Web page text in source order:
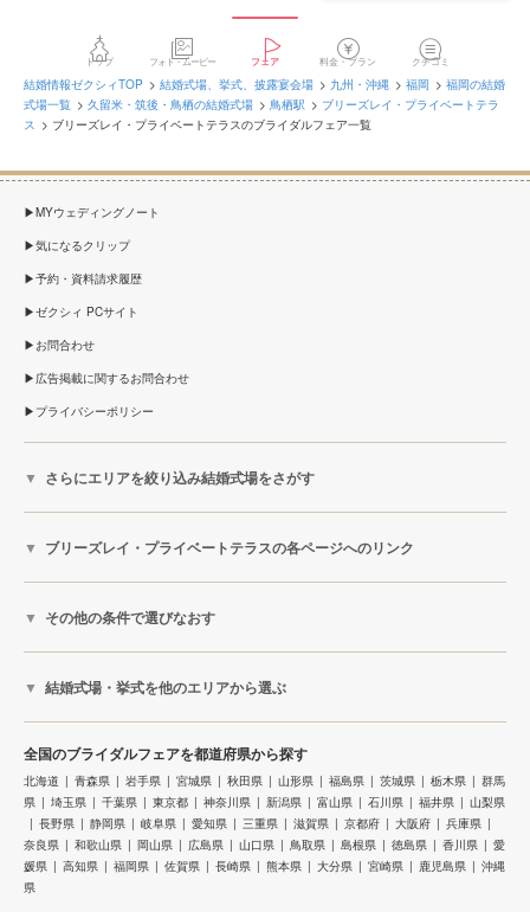
トップ フォト・ムービー フェア 料金・プラン クチコミ
結婚情報ゼクシィTOP 結婚式場、挙式、披露宴会場 九州・沖縄 福岡
福岡の結婚
式場一覧
久留米・筑後・鳥栖の結婚式場 鳥栖駅
ブリーズレイ・プライベートテラ
ス
ブリーズレイ・プライベートテラスのブライダルフェア一覧
MYウェディングノート
気になるクリップ
予約・資料請求履歴
ゼクシィ PCサイト
お問合わせ
広告掲載に関するお問合わせ
プライバシーポリシー
さらにエリアを絞り込み結婚式場をさがす
ブリーズレイ・プライベートテラスの各ページへのリンク
その他の条件で選びなおす
結婚式場・挙式を他のエリアから選ぶ
全国のブライダルフェアを都道府県から探す
北海道 青森県 岩手県 宮城県 秋田県 山形県 福島県 茨城県 栃木県
群馬
県
埼玉県 千葉県 東京都 神奈川県 新潟県 富山県 石川県 福井県
山梨県
長野県
静岡県 岐阜県 愛知県 三重県 滋賀県 京都府 大阪府
兵庫県
奈良県
和歌山県 岡山県 広島県 山口県 鳥取県 島根県 徳島県 香川県
愛
媛県
高知県 福岡県 佐賀県 長崎県 熊本県 大分県 宮崎県 鹿児島県
沖縄
県